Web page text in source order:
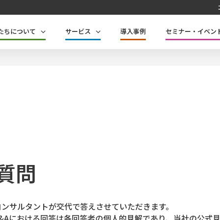
ちについて サービス 導入事例 セミナー・イベン
問
サルタントが交代で答えさせていただきます。